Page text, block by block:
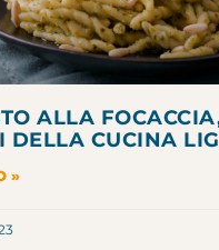
ALLA
DELLA CUCINA
»